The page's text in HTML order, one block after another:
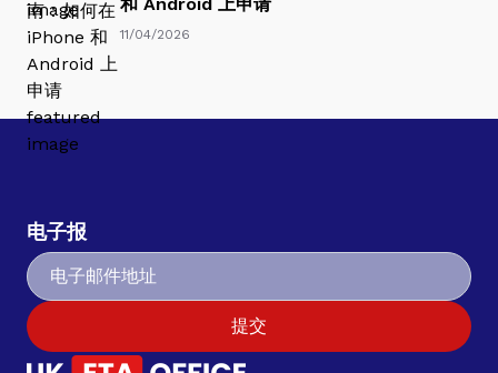
11/04/2026
电子报
提交